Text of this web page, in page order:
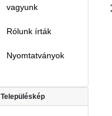
vagyunk
Rólunk írták
Nyomtatványok
Településkép